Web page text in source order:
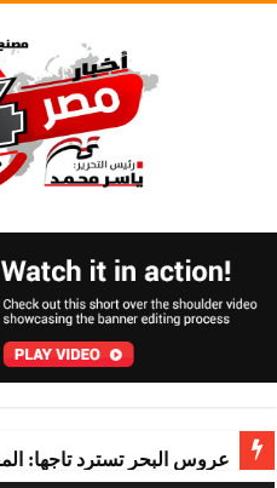
عروس البحر تسترد تاجها: